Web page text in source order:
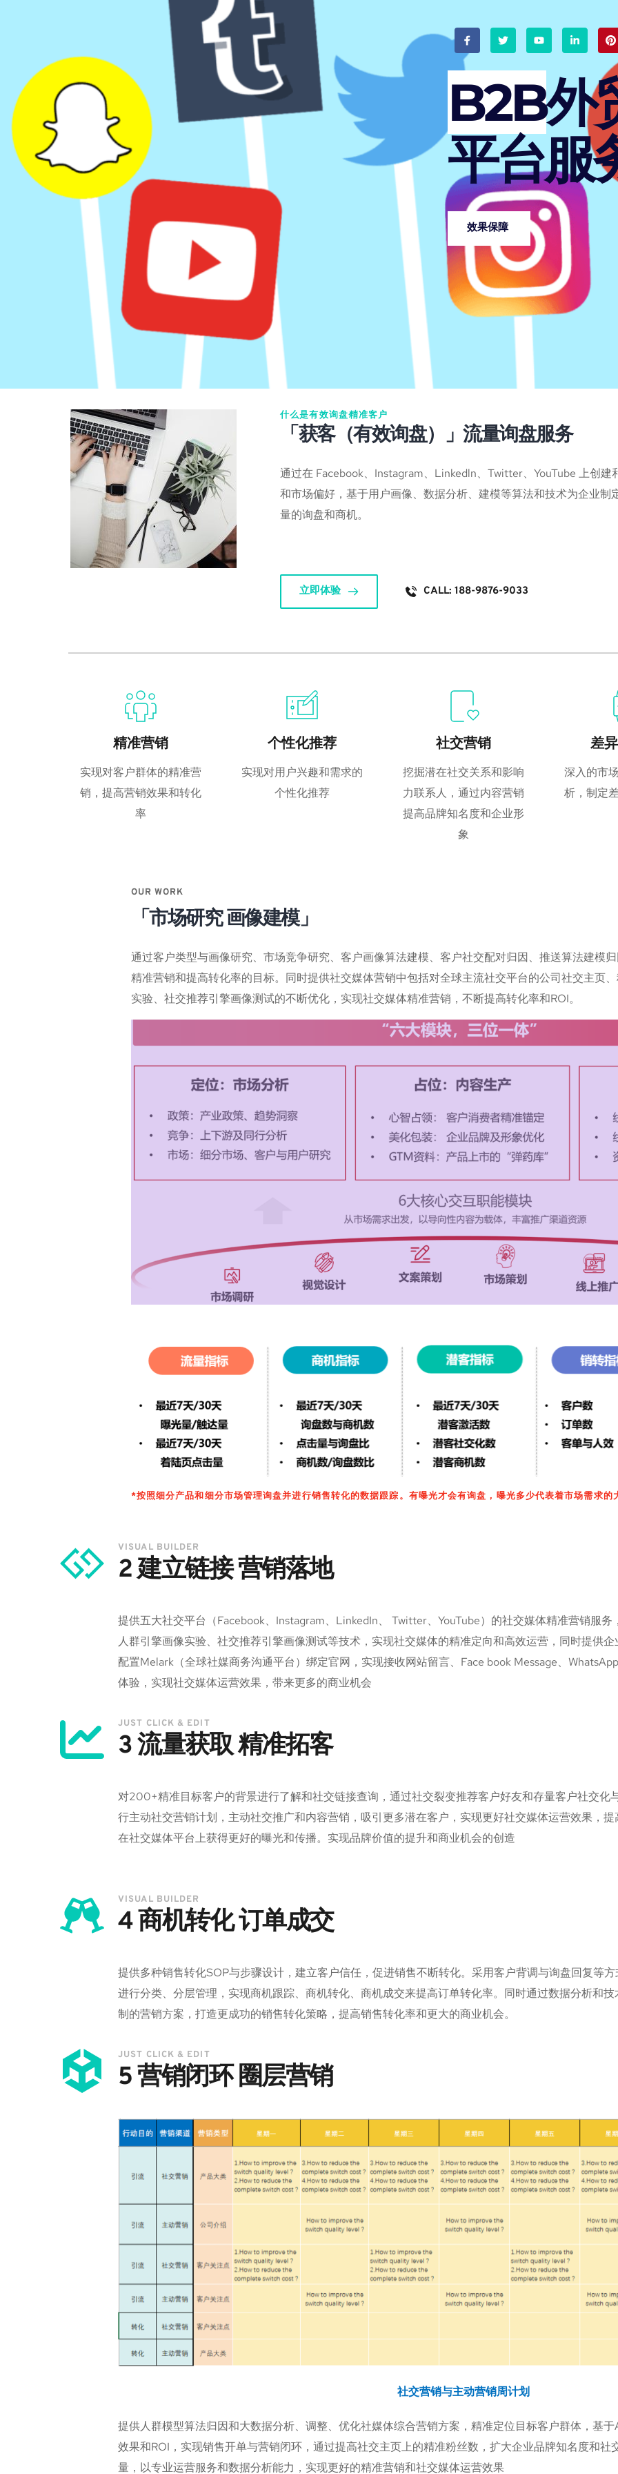
B2B外
平台服
效果保障
什么是有效询盘·精准客户
「获客（有效询盘）」流量询盘服务
通过在 Facebook、Instagram、Linkedln、Twitter、YouTube 上创
和市场偏好，基于用户画像、数据分析、建模等算法和技术为企业
量的询盘和商机。
立即体验 CALL: 188-9876-9033
精准营销
实现对客户群体的精准营
销，提高营销效果和转化
率
个性化推荐
实现对用户兴趣和需求的
个性化推荐
社交营销
挖掘潜在社交关系和影响
力联系人，通过内容营销
提高品牌知名度和企业形
象
差
深入的市
析，制定
OUR WORK
「市场研究 画像建模」
通过客户类型与画像研究、市场竞争研究、客户画像算法建模、客户社交配对归因、推送算法建模
精准营销和提高转化率的目标。同时提供社交媒体营销中包括对全球主流社交平台的公司社交主页
实验、社交推荐引擎画像测试的不断优化，实现社交媒体精准营销，不断提高转化率和ROI。
*按照细分产品和细分市场管理询盘并进行销售转化的数据跟踪。有曝光才会有询盘，曝光多少代表着市场需求的
VISUAL BUILDER
2 建立链接 营销落地
提供五大社交平台（Facebook、Instagram、LinkedIn、 Twitter、YouTube）的社交媒体精准营销服
人群引擎画像实验、社交推荐引擎画像测试等技术，实现社交媒体的精准定向和高效运营，同时提供
配置Melark（全球社媒商务沟通平台）绑定官网，实现接收网站留言、Face book Message、
体验，实现社交媒体运营效果，带来更多的商业机会
JUST CLICK & EDIT
3 流量获取 精准拓客
对200+精准目标客户的背景进行了解和社交链接查询，通过社交裂变推荐客户好友和存量客户社交化
行主动社交营销计划，主动社交推广和内容营销，吸引更多潜在客户，实现更好社交媒体运营效果，
在社交媒体平台上获得更好的曝光和传播。实现品牌价值的提升和商业机会的创造
VISUAL BUILDER
4 商机转化 订单成交
提供多种销售转化SOP与步骤设计，建立客户信任，促进销售不断转化。采用客户背调与询盘回复等
进行分类、分层管理，实现商机跟踪、商机转化、商机成交来提高订单转化率。同时通过数据分析和
制的营销方案，打造更成功的销售转化策略，提高销售转化率和更大的商业机会。
JUST CLICK & EDIT
5 营销闭环 圈层营销
社交营销与主动营销周计划
提供人群模型算法归因和大数据分析、调整、优化社媒体综合营销方案，精准定位目标客户群体，基
效果和ROI，实现销售开单与营销闭环，通过提高社交主页上的精准粉丝数，扩大企业品牌知名度和
量，以专业运营服务和数据分析能力，实现更好的精准营销和社交媒体运营效果